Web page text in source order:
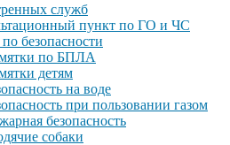
служб
пункт по ГО и ЧС
безопасности
по БПЛА
детям
на воде
при пользовании газом
безопасность
собаки